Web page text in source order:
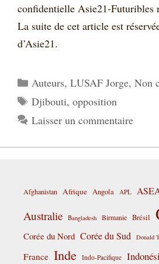
confidentielle Asie21-Futuribles
La suite de cet article est
d’Asie21.
Catégories
Auteurs, LUSAF Jorge, Non
Étiquettes
Djibouti, opposition
Laisser un commentaire
Afghanistan Afrique Angola APL
Australie Bangladesh Birmanie Brésil
Corée du Nord Corée du Sud Donald
France Inde Indo-Pacifique